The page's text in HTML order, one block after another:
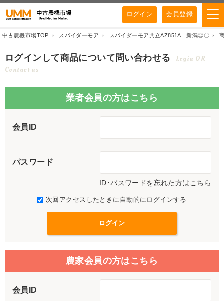
ログイン 会員登録
中古農機市場TOP スパイダーモア スパイダーモア共立AZ851A 新潟◎〇
ログインして商品について問い合わせる
Login OR
Contact us
業者会員の方はこちら
会員ID
パスワード
ID･パスワードを忘れた方はこちら
次回アクセスしたときに自動的にログインする
農家会員の方はこちら
会員ID